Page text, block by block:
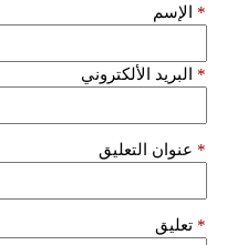
الإسم *
البريد الألكتروني *
عنوان التعليق *
تعليق *